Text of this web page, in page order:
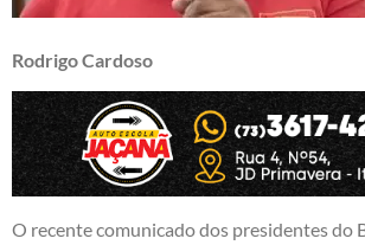
Rodrigo Cardoso
O recente comunicado dos presidentes do